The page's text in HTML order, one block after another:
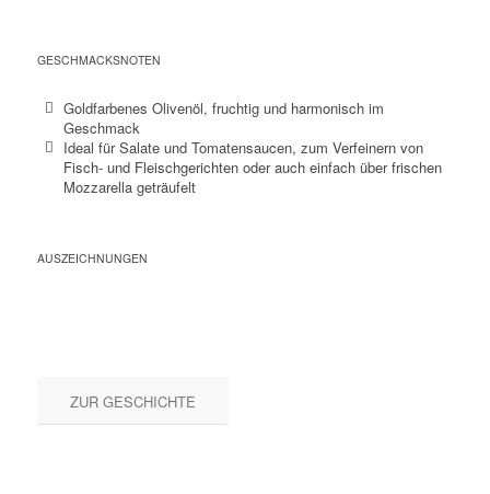
GESCHMACKSNOTEN
Goldfarbenes Olivenöl, fruchtig und harmonisch im
Geschmack
Ideal für Salate und Tomatensaucen, zum Verfeinern von
Fisch- und Fleischgerichten oder auch einfach über frischen
Mozzarella geträufelt
AUSZEICHNUNGEN
ZUR GESCHICHTE